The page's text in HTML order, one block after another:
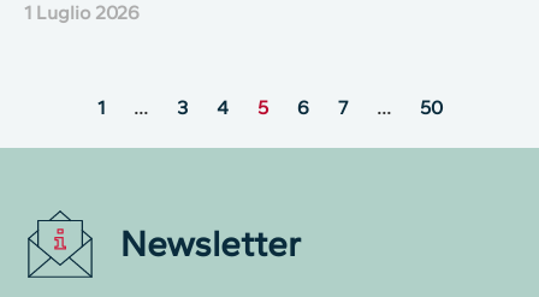
1 Luglio 2026
1 … 3 4 5 6 7 … 50
Newsletter